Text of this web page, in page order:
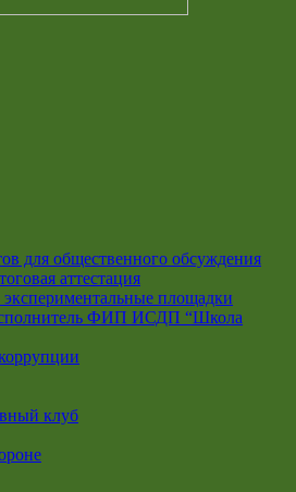
для общественного обсуждения
аттестация
площадки
ФИП ИСДП “Школа
клуб